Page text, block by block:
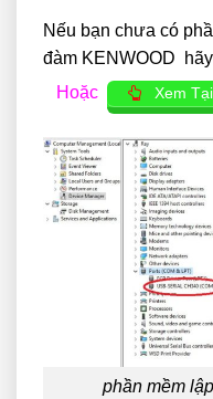
Nếu bạn chưa có
đàm KENWOOD
Hoặc Xem
phần mềm